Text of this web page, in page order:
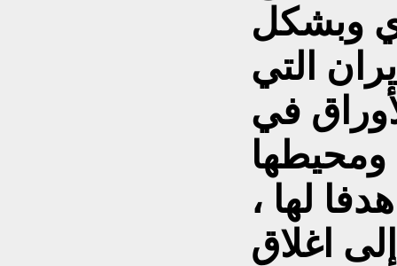
وبشكل
التي
في
ومحيطها
لها ،
اغلاق